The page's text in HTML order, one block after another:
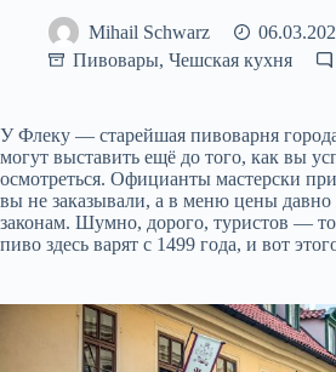
Mihail Schwarz
Пивовары, Чешская кухня
У Флеку — старейшая пивоварня
могут выставить ещё до того, как вы
осмотреться. Официанты мастерски
вы не заказывали, а в меню цены
законам. Шумно, дорого, туристов —
пиво здесь варят с 1499 года, и вот